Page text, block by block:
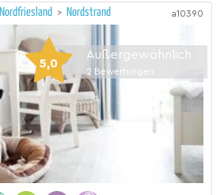
Nordfriesland > Nordstrand a10390
5,0
Außergewöhnlich
2 Bewertungen